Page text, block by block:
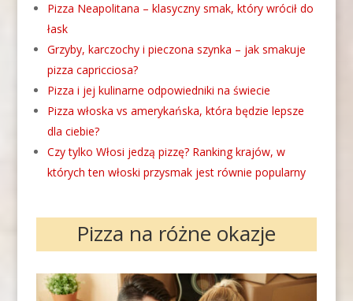
Pizza Neapolitana – klasyczny smak, który wrócił do
łask
Grzyby, karczochy i pieczona szynka – jak smakuje
pizza capricciosa?
Pizza i jej kulinarne odpowiedniki na świecie
Pizza włoska vs amerykańska, która będzie lepsze
dla ciebie?
Czy tylko Włosi jedzą pizzę? Ranking krajów, w
których ten włoski przysmak jest równie popularny
Pizza na różne okazje